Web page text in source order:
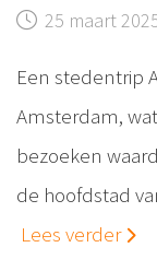
25 maart
Een stedentrip
Amsterdam,
bezoeken
de hoofdstad
Lees verder